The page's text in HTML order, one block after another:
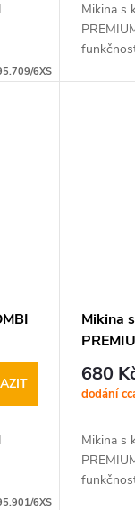
6XS
Mikina s
6XS
Mikina
680
dodání
Mikina s